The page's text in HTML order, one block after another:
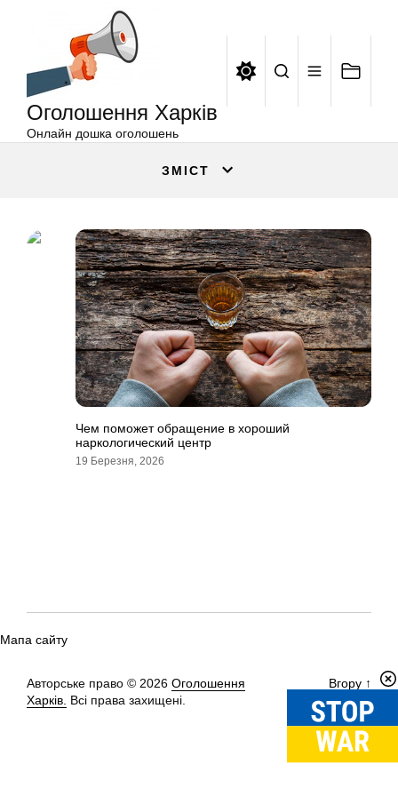
Оголошення Харків
Онлайн дошка оголошень
ЗМІСТ
Чем поможет обращение в хороший
наркологический центр
19 Березня, 2026
Мапа сайту
Авторське право © 2026 Оголошення
Харків. Всі права захищені.
Вгору ↑